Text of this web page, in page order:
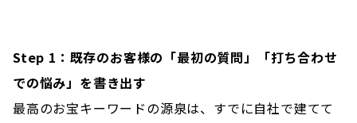
Step 1：既存のお客様の「最初の質問」「打ち合わせ
での悩み」を書き出す
最高のお宝キーワードの源泉は、すでに自社で建てて